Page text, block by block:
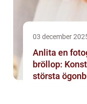
03 december
Anlita en
bröllop:
största